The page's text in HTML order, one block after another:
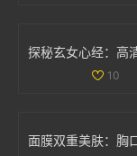
10